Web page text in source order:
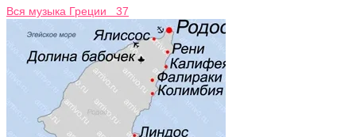
Вся музыка Греции 37